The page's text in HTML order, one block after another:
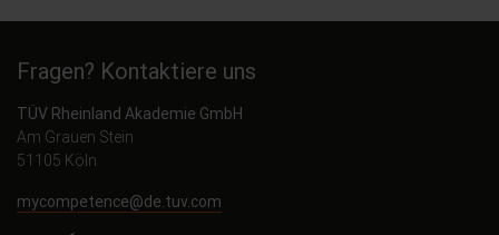
Fragen? Kontaktiere uns
TÜV Rheinland Akademie GmbH
Am Grauen Stein
51105 Köln
mycompetence@de.tuv.com